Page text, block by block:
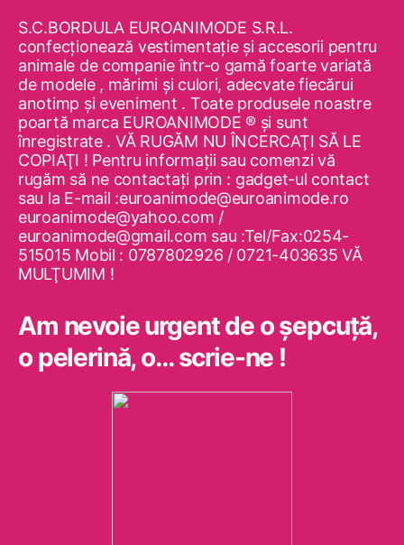
S.C.BORDULA EUROANIMODE S.R.L.
confecţionează vestimentaţie şi accesorii pentru
animale de companie într-o gamă foarte variată
de modele , mărimi şi culori, adecvate fiecărui
anotimp şi eveniment . Toate produsele noastre
poartă marca EUROANIMODE ® şi sunt
înregistrate . VĂ RUGĂM NU ÎNCERCAŢI SĂ LE
COPIAŢI ! Pentru informaţii sau comenzi vă
rugăm să ne contactaţi prin : gadget-ul contact
sau la E-mail :euroanimode@euroanimode.ro
euroanimode@yahoo.com /
euroanimode@gmail.com sau :Tel/Fax:0254-
515015 Mobil : 0787802926 / 0721-403635 VĂ
MULŢUMIM !
Am nevoie urgent de o şepcuţă,
o pelerină, o… scrie-ne !